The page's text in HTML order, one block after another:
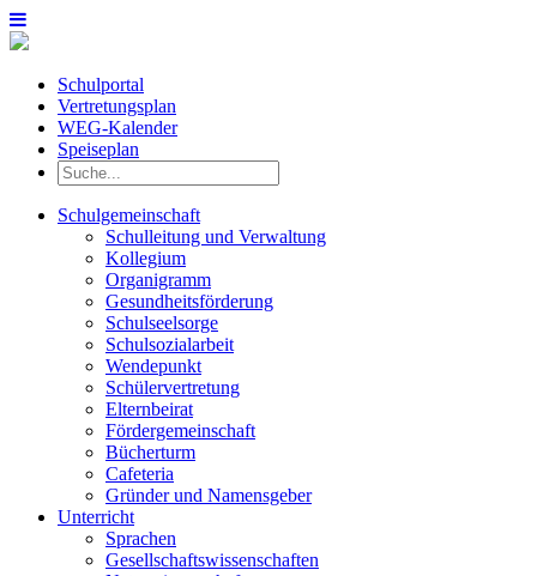
Schulportal
Vertretungsplan
WEG-Kalender
Speiseplan
Schulgemeinschaft
Schulleitung und Verwaltung
Kollegium
Organigramm
Gesundheitsförderung
Schulseelsorge
Schulsozialarbeit
Wendepunkt
Schülervertretung
Elternbeirat
Fördergemeinschaft
Bücherturm
Cafeteria
Gründer und Namensgeber
Unterricht
Sprachen
Gesellschaftswissenschaften